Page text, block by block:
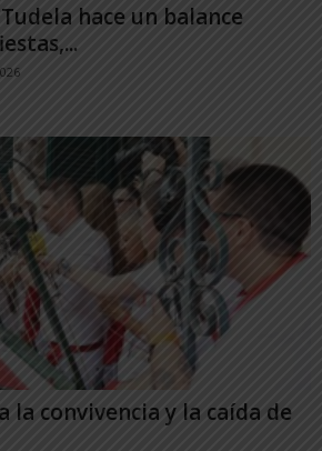
Tudela hace un balance
la convivencia y la caída de